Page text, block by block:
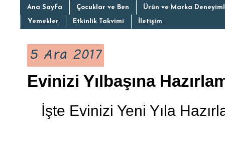
Ana Sayfa Çocuklar ve Ben Ürün ve Marka
Yemekler Etkinlik Takvimi İletişim
5 Ara 2017
Evinizi Yılbaşına
İşte Evinizi Yeni Yıla